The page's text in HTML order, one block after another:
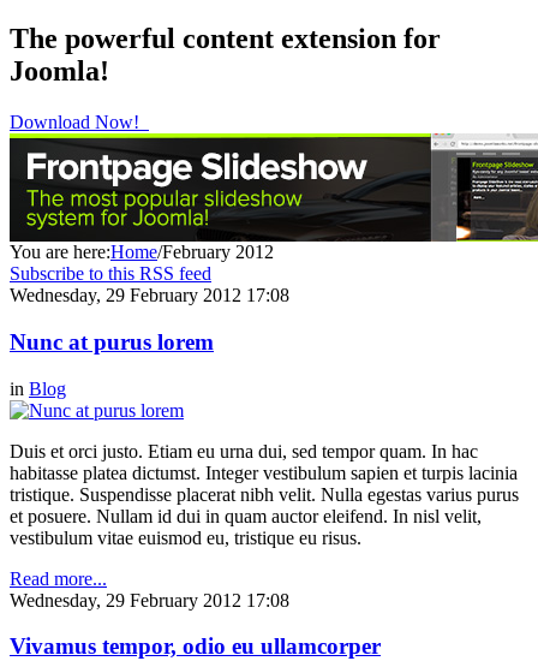
The powerful content extension for
Joomla!
Download Now!
You are here:Home/February 2012
Subscribe to this RSS feed
Wednesday, 29 February 2012 17:08
Nunc at purus lorem
in Blog
Duis et orci justo. Etiam eu urna dui, sed tempor quam. In hac
habitasse platea dictumst. Integer vestibulum sapien et turpis lacinia
tristique. Suspendisse placerat nibh velit. Nulla egestas varius purus
et posuere. Nullam id dui in quam auctor eleifend. In nisl velit,
vestibulum vitae euismod eu, tristique eu risus.
Read more...
Wednesday, 29 February 2012 17:08
Vivamus tempor, odio eu ullamcorper